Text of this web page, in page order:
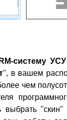
систему УСУ
", в вашем
чем
выбрать